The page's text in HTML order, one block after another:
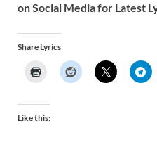
on Social Media for Latest
Share Lyrics
Like this: